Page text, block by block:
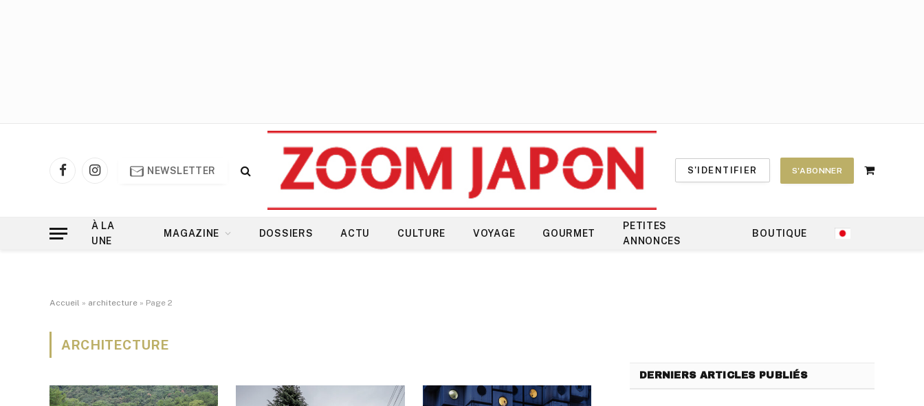
FacebookInstagram
NEWSLETTER S'IDENTIFIER S'ABONNER
Shopping
À LA
UNE
MAGAZINE DOSSIERS ACTU CULTURE VOYAGE GOURMET
PETITES
ANNONCES
BOUTIQUE
Accueil » architecture » Page 2
ARCHITECTURE
DERNIERS ARTICLES PUBLIÉS